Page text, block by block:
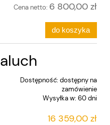
Cena netto: 6 800,00 zł
do koszyka
Dostępność: dostępny na
zamówienie
Wysyłka w: 60 dni
16 359,00 zł